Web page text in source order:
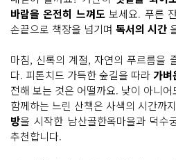
바람을 온전히 느껴도보세요. 푸른
손끝으로 책장을 넘기며 독서의 시간
마침, 신록의 계절, 자연의 푸르름을
다. 피톤치드 가득한 숲길을 따라가벼
전해 보는 것은 어떨까요. 낮이 아니
함께하는 느린 산책은 사색의 시간까
방을 시작한 남산골한옥마을과 덕수
추천합니다.